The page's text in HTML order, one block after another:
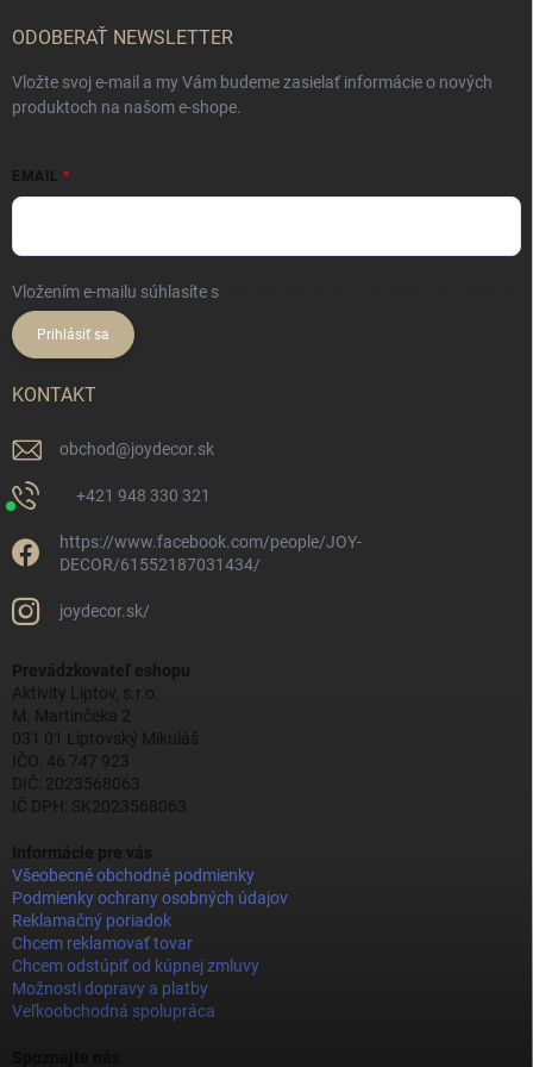
ODOBERAŤ NEWSLETTER
Vložte svoj e-mail a my Vám budeme zasielať informácie o nových
produktoch na našom e-shope.
EMAIL
Vložením e-mailu súhlasíte s
Prihlásiť sa
KONTAKT
obchod@joydecor.sk
+421 948 330 321
https://www.facebook.com/people/JOY-
DECOR/61552187031434/
joydecor.sk/
Prevádzkovateľ eshopu
Aktivity Liptov, s.r.o.
M. Martinčeka 2
031 01 Liptovský Mikuláš
IČO: 46 747 923
DIČ: 2023568063
IČ DPH: SK2023568063
Informácie pre vás
Všeobecné obchodné podmienky
Podmienky ochrany osobných údajov
Reklamačný poriadok
Chcem reklamovať tovar
Chcem odstúpiť od kúpnej zmluvy
Možnosti dopravy a platby
Veľkoobchodná spolupráca